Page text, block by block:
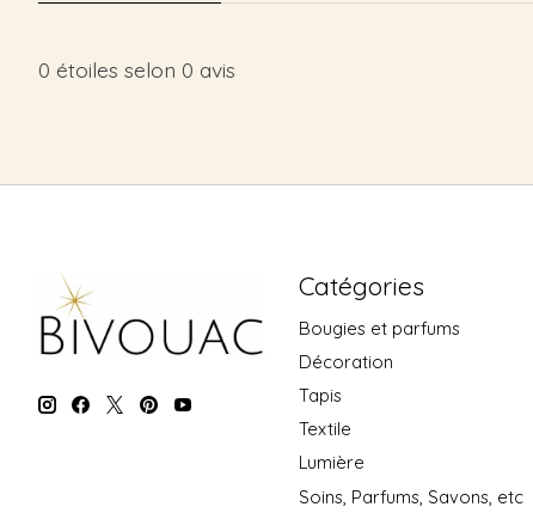
0 étoiles selon 0 avis
Catégories
Bougies et parfums
Décoration
Tapis
Textile
Lumière
Soins, Parfums, Savons, etc